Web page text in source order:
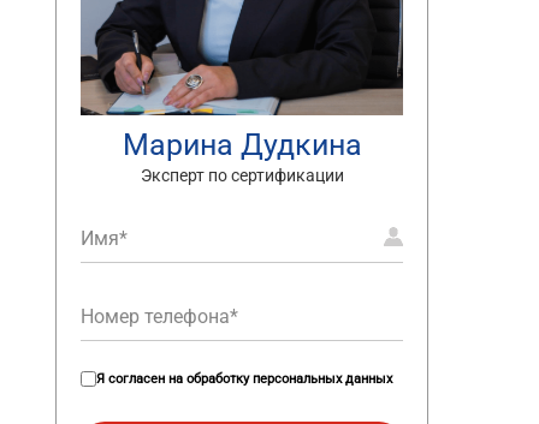
Марина Дудкина
Эксперт по сертификации
Я согласен на обработку персональных данных